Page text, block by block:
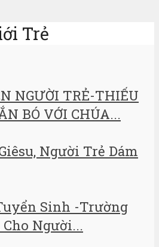
Trẻ
NGƯỜI TRẺ-THIẾU
BÓ VỚI CHÚA...
Người Trẻ Dám
Sinh -Trường
Người...